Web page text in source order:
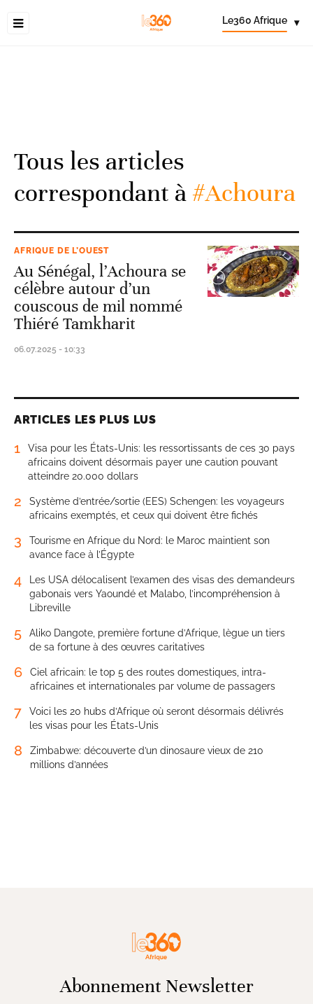
Le360 Afrique ▾
Tous les articles
correspondant à#Achoura
AFRIQUE DE L’OUEST
Au Sénégal, l’Achoura se
célèbre autour d’un
couscous de mil nommé
Thiéré Tamkharit
06.07.2025 - 10:33
ARTICLES LES PLUS LUS
1
Visa pour les États-Unis: les ressortissants de ces 30 pays
africains doivent désormais payer une caution pouvant
atteindre 20.000 dollars
2
Système d’entrée/sortie (EES) Schengen: les voyageurs
africains exemptés, et ceux qui doivent être fichés
3
Tourisme en Afrique du Nord: le Maroc maintient son
avance face à l’Égypte
4
Les USA délocalisent l’examen des visas des demandeurs
gabonais vers Yaoundé et Malabo, l’incompréhension à
Libreville
5
Aliko Dangote, première fortune d’Afrique, lègue un tiers
de sa fortune à des œuvres caritatives
6
Ciel africain: le top 5 des routes domestiques, intra-
africaines et internationales par volume de passagers
7
Voici les 20 hubs d’Afrique où seront désormais délivrés
les visas pour les États-Unis
8
Zimbabwe: découverte d’un dinosaure vieux de 210
millions d’années
Abonnement Newsletter